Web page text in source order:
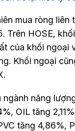
mua ròng
Trên HOSE,
của khối ngoại
Khối ngoại
ngành năng
OIL tăng
tăng 4,86%,